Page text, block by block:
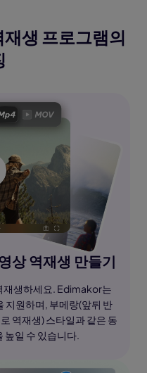
생 프로그램의
상 역재생 만들기
재생하세요. Edimakor는
지원하며, 부메랑(앞뒤 반
역재생) 스타일과 같은 동
높일 수 있습니다.